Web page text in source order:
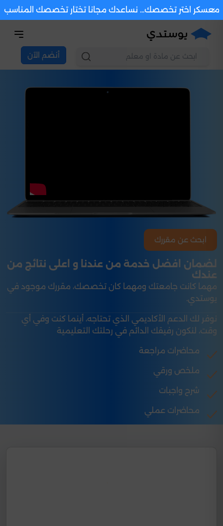
معسكر اختر تخصصك... نساعدك مجانا تختار تخصصك المناسب
×
أنضم الآن
ابحث عن مقررك
لضمان افضل خدمة من عندنا و اعلى نتائج من
عندك
مهما كانت جامعتك ومهما كان تخصصك، مقررك موجود في
يوستدي.
نوفر لك الدعم الأكاديمي الذي تحتاجه، أينما كنت وفي أي
وقت، لنكون رفيقك الدائم في رحلتك التعليمية
محاضرات مراجعة
ملخص ورقي
شرح واجبات
محاضرات عملي